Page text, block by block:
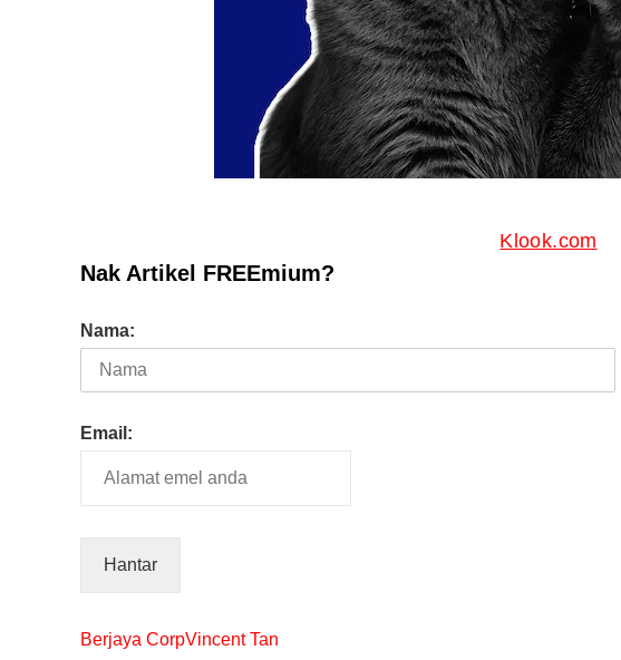
Klook.com
Nak Artikel FREEmium?
Nama:
Email:
Berjaya CorpVincent Tan
Ini 15 Panduan Beginner
Perlu Tahu Tentang Pelaburan
Saham di Bursa Malaysia
10 Aplikasi Perlu Ada Dalam